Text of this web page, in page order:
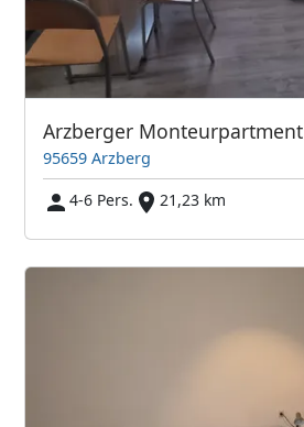
Arzberger Monteurpartment
95659 Arzberg
4-6 Pers.
21,23 km